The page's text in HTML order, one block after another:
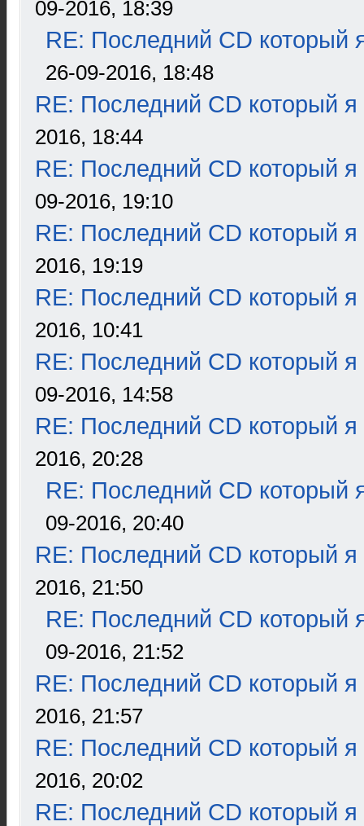
09-2016, 18:39
RE: Последний CD который
26-09-2016, 18:48
RE: Последний CD который я
2016, 18:44
RE: Последний CD который я
09-2016, 19:10
RE: Последний CD который я
2016, 19:19
RE: Последний CD который я
2016, 10:41
RE: Последний CD который я
09-2016, 14:58
RE: Последний CD который я
2016, 20:28
RE: Последний CD который
09-2016, 20:40
RE: Последний CD который я
2016, 21:50
RE: Последний CD который
09-2016, 21:52
RE: Последний CD который я
2016, 21:57
RE: Последний CD который я
2016, 20:02
RE: Последний CD который я